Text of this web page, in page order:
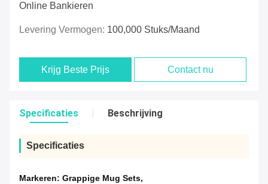
Online Bankieren
Levering Vermogen: 100,000 Stuks/maand
Krijg Beste Prijs Contact nu
Specificaties Beschrijving
Specificaties
Markeren: Grappige Mug Sets,